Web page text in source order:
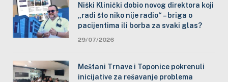
Niški Klinički dobio novog direktora koji
„radi što niko nije radio“ – briga o
pacijentima ili borba za svaki glas?
29/07/2026
Meštani Trnave i Toponice pokrenuli
inicijative za rešavanje problema